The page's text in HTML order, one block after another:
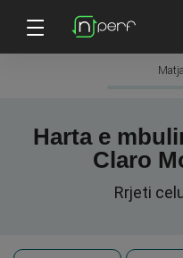
Harta e
Claro
Rrjeti